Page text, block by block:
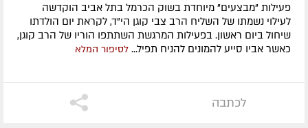
פעילות "מבצעים" מיוחדת בשוק הכרמל בתל אביב הוקדשה
לעילוי נשמתו של השליח הרב צבי קוגן הי"ד, לקראת יום הולדתו
שיחול ביום ראשון. בפעילות המרגשת השתתפו הוריו של הרב קוגן,
כאשר אביו סייע להמונים להניח תפיל... לסיפור המלא
לכתבה